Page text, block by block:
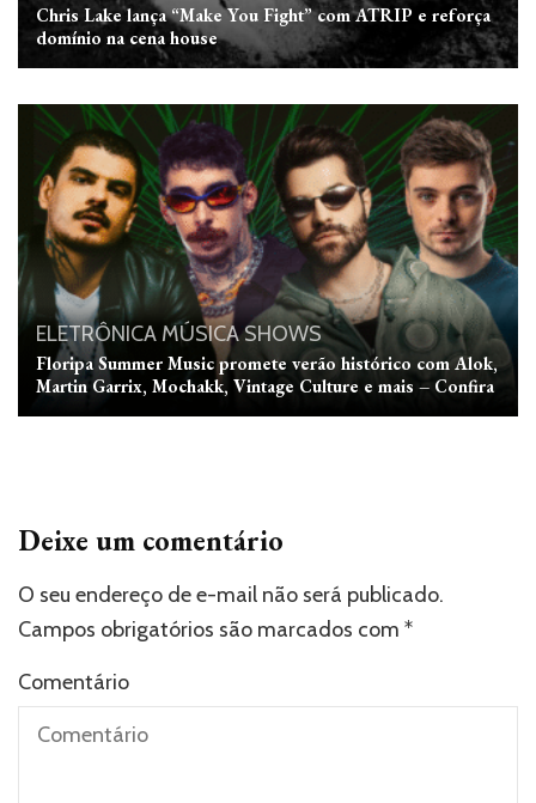
Chris Lake lança “Make You Fight” com ATRIP e reforça
domínio na cena house
ELETRÔNICA MÚSICASHOWS
Floripa Summer Music promete verão histórico com Alok,
Martin Garrix, Mochakk, Vintage Culture e mais – Confira
Deixe um comentário
O seu endereço de e-mail não será publicado.
Campos obrigatórios são marcados com *
Comentário